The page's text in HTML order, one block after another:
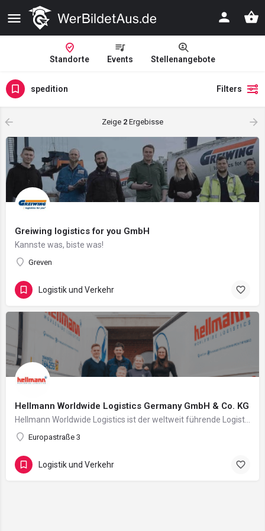
Standorte Events Stellenangebote
spedition Filters
Zeige 2 Ergebisse
Greiwing logistics for you GmbH
Kannste was, biste was!
Greven
Logistik und Verkehr
Hellmann Worldwide Logistics Germany GmbH & Co. KG
Europastraße 3
Logistik und Verkehr